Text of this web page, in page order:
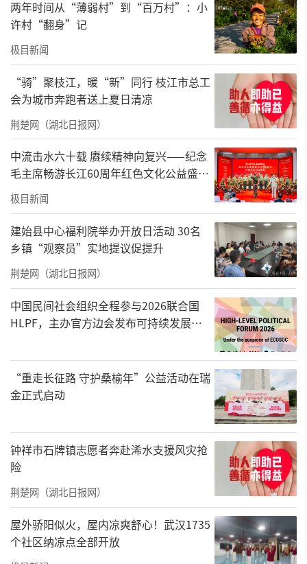
霍娟肖像（5月15日摄）。新华社记者 杨晨光
摄
在长治市潞州区启明星智障儿童托养中心，霍
两年时间从“薄弱村”到“百万村”：小
许村“翻身”记
极目新闻
“骑”聚枝江，暖“新”同行 枝江市总工
会为城市奔跑者送上夏日清凉
荆楚网（湖北日报网）
中流击水六十载 赓续精神向复兴——纪念
毛主席畅游长江60周年红色文化公益盛典
在武汉举办
极目新闻
建始县中心福利院举办开放日活动 30名
乡镇“观察员”实地提议促提升
荆楚网（湖北日报网）
中国民间社会组织全程参与2026联合国
HLPF，主办官方边会发布可持续发展标
“重走长征路 守护桑榆年”公益活动在瑞
金正式启动
钟祥市石牌镇志愿者奔赴浠水支援风灾抢
险
荆楚网（湖北日报网）
屋外骄阳似火，屋内凉爽舒心！武汉1735
个社区纳凉点全部开放